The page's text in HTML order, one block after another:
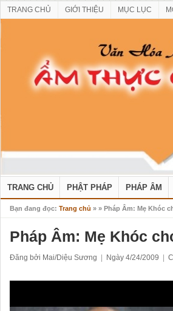
TRANG CHỦ GIỚI THIỆU MỤC LỤC
TRANG CHỦ PHẬT PHÁP PHÁP ÂM
Bạn đang đọc: Trang chủ » » Pháp Âm: Mẹ Khóc
Pháp Âm: Mẹ Khóc
Đăng bởi Mai/Diệu Sương Ngày 4/24/2009